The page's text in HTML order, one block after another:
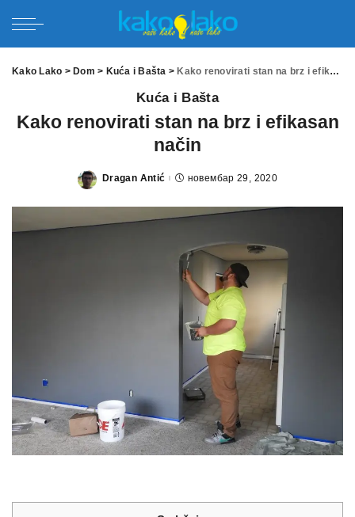
Kako Lako > Dom > Kuća i Bašta > Kako renovirati stan na brz i efikasan način
Kuća i Bašta
Kako renovirati stan na brz i efikasan
način
Posted
Dragan Antić новембар 29, 2020